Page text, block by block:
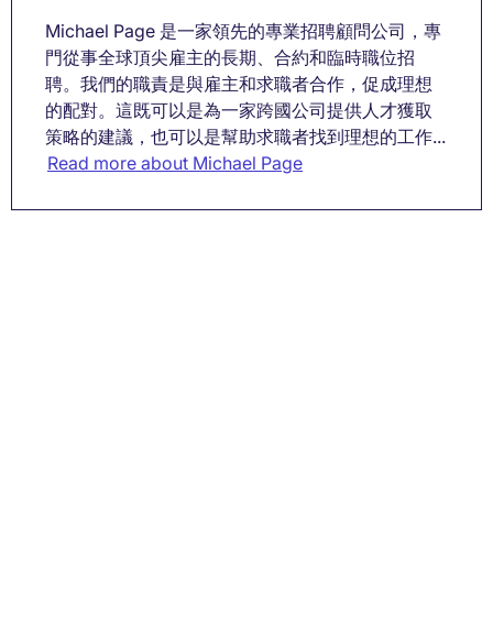
Michael Page 是一家領先的專業招聘顧問公司，專
門從事全球頂尖雇主的長期、合約和臨時職位招
聘。我們的職責是與雇主和求職者合作，促成理想
的配對。這既可以是為一家跨國公司提供人才獲取
策略的建議，也可以是幫助求職者找到理想的工作...
Read more about Michael Page